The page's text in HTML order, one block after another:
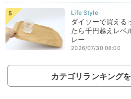
ダイソーで買える
たら千円越えレベ
レー
2026/07/30 08:00
カテゴリランキング